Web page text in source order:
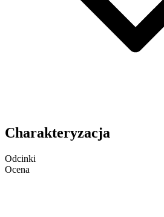
Charakteryzacja
Odcinki
Ocena